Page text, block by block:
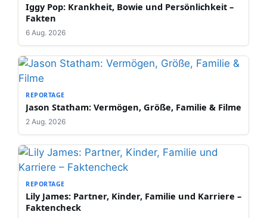
Iggy Pop: Krankheit, Bowie und Persönlichkeit –
Fakten
6 Aug. 2026
REPORTAGE
Jason Statham: Vermögen, Größe, Familie & Filme
2 Aug. 2026
REPORTAGE
Lily James: Partner, Kinder, Familie und Karriere –
Faktencheck